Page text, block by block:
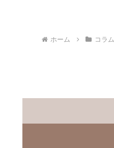
ホーム コラム